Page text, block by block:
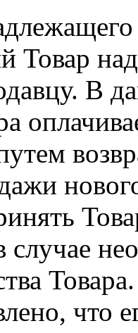
Товар
В
случае
что